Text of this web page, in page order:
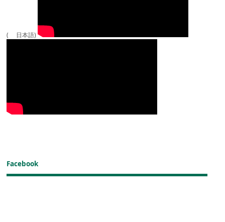
( 日本語)
Facebook